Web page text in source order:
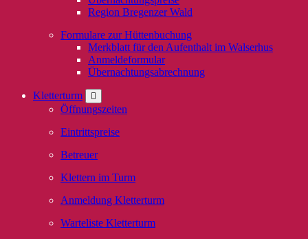
Region Bregenzer Wald
Formulare zur Hüttenbuchung
Merkblatt für den Aufenthalt im Walserhus
Anmeldeformular
Übernachtungsabrechnung
Kletterturm
Öffnungszeiten
Eintrittspreise
Betreuer
Klettern im Turm
Anmeldung Kletterturm
Warteliste Kletterturm